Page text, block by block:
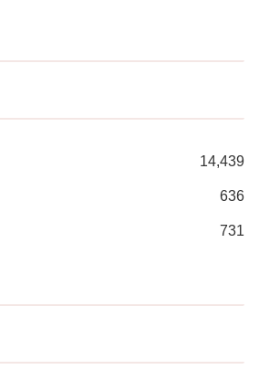
14,439
636
731